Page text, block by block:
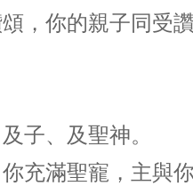
，你的親子同受讚
子、及聖神。
充滿聖寵，主與你